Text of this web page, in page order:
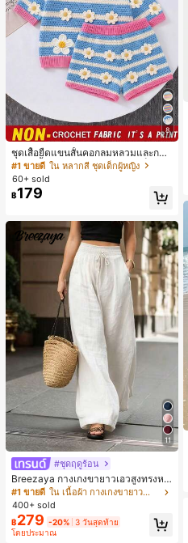
8
ชุดเสื้อยืดแขนสั้นคอกลมหลวมและกาง
เกงขาสั้นไบค์เกอร์รัดรูปสำหรับเด็กผู้ห
ญิง สไตล์มินิมอล เหมาะสำหรับฤดูใบไ
ม้ผลิและฤดูร้อน
#1 ขายดี ใน หลากสี ชุดเด็กผู้หญิง
60+ sold
฿179
11
#ชุดฤดูร้อน
Breezaya กางเกงขายาวเอวสูงทรงหล
วมขาบานสำหรับผู้หญิง สีขาวเรียบหรูส
ไตล์ชิค เหมาะสำหรับใส่เที่ยวทะเล วันห
ยุดพักผ่อนฤดูร้อน ลุคสบายๆ ใส่ได้หลา
ยโอกาสในชีวิตประจำวัน
#1 ขายดี
ใน เนื้อผ้า กางเกงขายาวลำลองผ้า
400+ sold
฿279 -20% 3 วันสุดท้าย
โดยประมาณ